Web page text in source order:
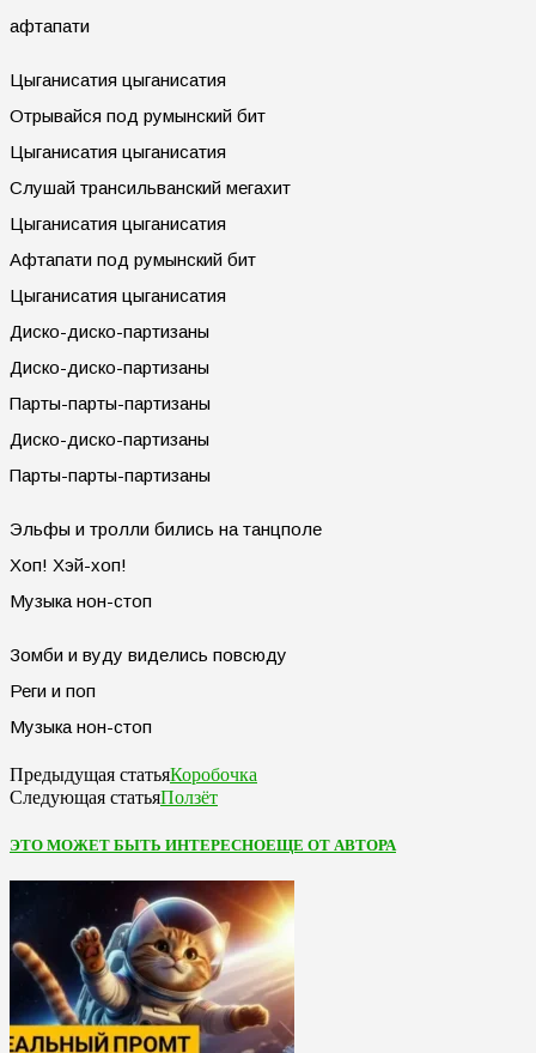
афтапати
Цыганисатия цыганисатия
Отрывайся под румынский бит
Цыганисатия цыганисатия
Слушай трансильванский мегахит
Цыганисатия цыганисатия
Афтапати под румынский бит
Цыганисатия цыганисатия
Диско-диско-партизаны
Диско-диско-партизаны
Парты-парты-партизаны
Диско-диско-партизаны
Парты-парты-партизаны
Эльфы и тролли бились на танцполе
Хоп! Хэй-хоп!
Музыка нон-стоп
Зомби и вуду виделись повсюду
Реги и поп
Музыка нон-стоп
Предыдущая статьяКоробочка
Следующая статьяПолзёт
ЭТО МОЖЕТ БЫТЬ ИНТЕРЕСНОЕЩЕ ОТ АВТОРА